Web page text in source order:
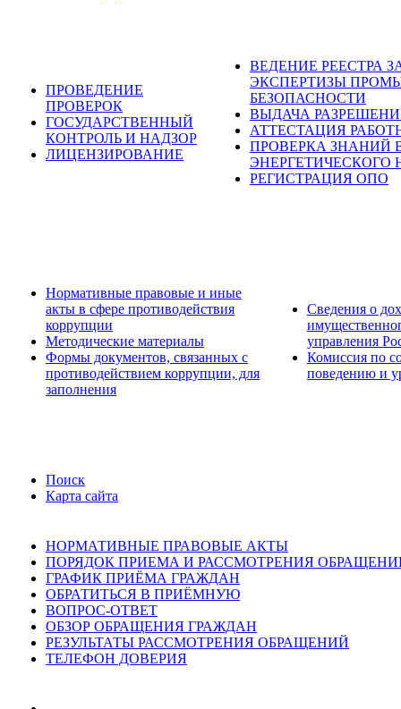
ПРОВЕДЕНИЕ
ПРОВЕРОК
ГОСУДАРСТВЕННЫЙ
КОНТРОЛЬ И НАДЗОР
ЛИЦЕНЗИРОВАНИЕ
ВЕДЕНИЕ РЕЕСТРА
ЭКСПЕРТИЗЫ
БЕЗОПАСНОСТИ
ВЫДАЧА
АТТЕСТАЦИЯ
ПРОВЕРКА ЗНАНИЙ
ЭНЕРГЕТИЧЕСКОГО
РЕГИСТРАЦИЯ ОПО
Нормативные правовые и иные
акты в сфере противодействия
коррупции
Методические материалы
Формы документов, связанных с
противодействием коррупции, для
заполнения
Сведения о
управления
Комиссия по
поведению и
Поиск
Карта сайта
НОРМАТИВНЫЕ ПРАВОВЫЕ АКТЫ
ПОРЯДОК ПРИЕМА И РАССМОТРЕНИЯ
ГРАФИК ПРИЁМА ГРАЖДАН
ОБРАТИТЬСЯ В ПРИЁМНУЮ
ВОПРОС-ОТВЕТ
ОБЗОР ОБРАЩЕНИЯ ГРАЖДАН
РЕЗУЛЬТАТЫ РАССМОТРЕНИЯ ОБРАЩЕНИЙ
ТЕЛЕФОН ДОВЕРИЯ